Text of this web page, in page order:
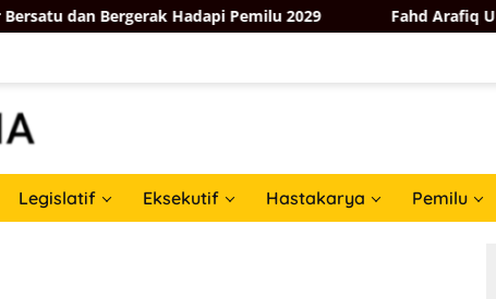
Hadapi Pemilu 2029 Fahd Arafiq Ungkap Hasil
Legislatif Eksekutif Hastakarya Pemilu